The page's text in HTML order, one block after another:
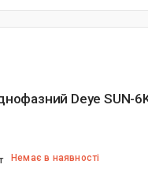
Deye SUN-
Немає в наявності